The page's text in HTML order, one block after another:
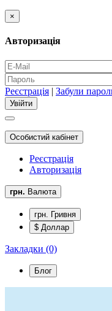
×
Авторизація
Реєстрація | Забули
Особистий кабінет
Реєстрація
Авторизація
грн. Валюта
грн. Гривня
$ Доллар
Закладки (0)
Блог